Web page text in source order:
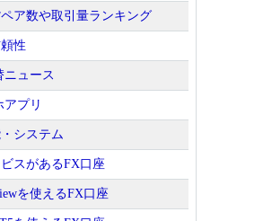
ア数や取引量ランキング
性
ニュース
アプリ
システム
スがあるFX口座
を使えるFX口座